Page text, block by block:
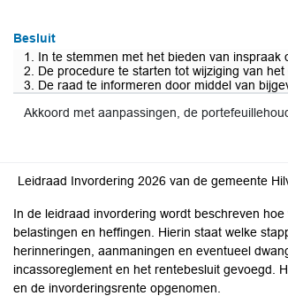
Besluit
1. In te stemmen met het bieden van inspraak
2. De procedure te starten tot wijziging van
3. De raad te informeren door middel van
Akkoord met aanpassingen, de
Leidraad Invordering 2026 van de gemeente
In de leidraad invordering wordt beschreven
belastingen en heffingen. Hierin staat welke
herinneringen, aanmaningen en eventueel
incassoreglement en het rentebesluit gevoegd.
en de invorderingsrente opgenomen.